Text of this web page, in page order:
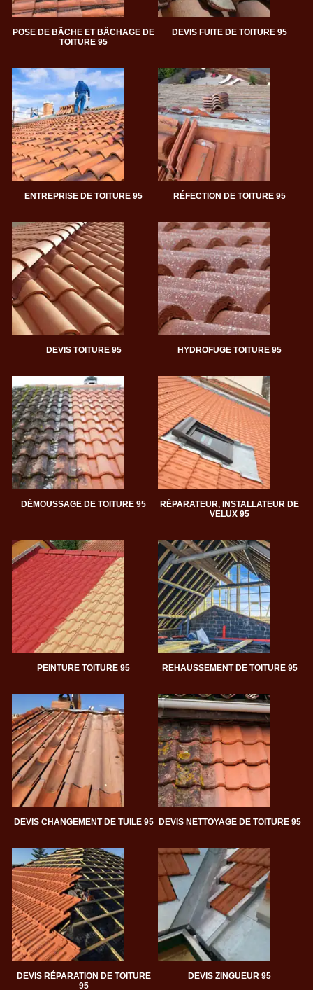
POSE DE BÂCHE ET BÂCHAGE DE
TOITURE 95
DEVIS FUITE DE TOITURE 95
ENTREPRISE DE TOITURE 95 RÉFECTION DE TOITURE 95
DEVIS TOITURE 95 HYDROFUGE TOITURE 95
DÉMOUSSAGE DE TOITURE 95
RÉPARATEUR, INSTALLATEUR DE
VELUX 95
PEINTURE TOITURE 95 REHAUSSEMENT DE TOITURE 95
DEVIS CHANGEMENT DE TUILE 95 DEVIS NETTOYAGE DE TOITURE 95
DEVIS RÉPARATION DE TOITURE
95
DEVIS ZINGUEUR 95